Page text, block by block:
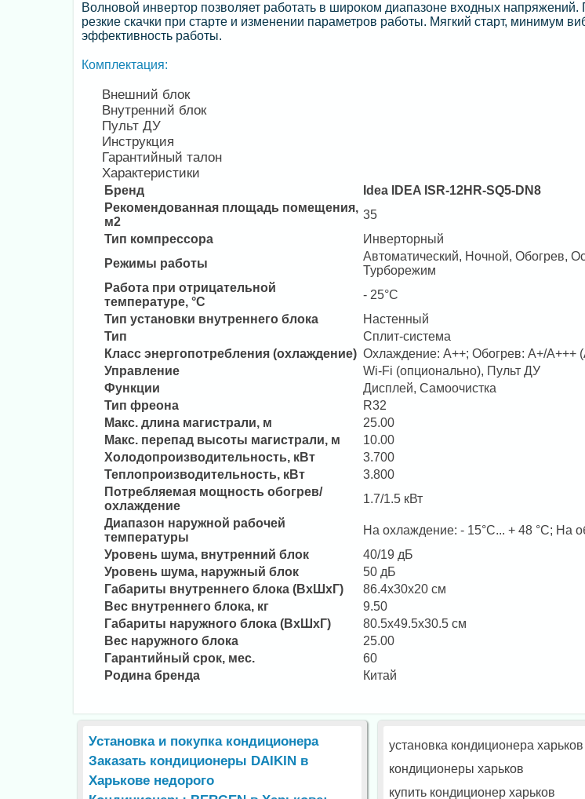
Волновой инвертор позволяет работать в широком диапазоне входных напряжений.
резкие скачки при старте и изменении параметров работы. Мягкий старт, минимум
эффективность работы.
Комплектация:
Внешний блок
Внутренний блок
Пульт ДУ
Инструкция
Гарантийный талон
Характеристики
Бренд
Idea IDEA ISR-12HR-SQ5-DN8
Рекомендованная площадь помещения,
м2
35
Тип компрессора
Инверторный
Режимы работы
Автоматический, Ночной, Обогрев,
Турборежим
Работа при отрицательной
температуре, °С
- 25°C
Тип установки внутреннего блока
Настенный
Тип
Сплит-система
Класс энергопотребления (охлаждение) Охлаждение: A++; Обогрев: A+/A+++
Управление
Wi-Fi (опционально), Пульт ДУ
Функции
Дисплей, Самоочистка
Тип фреона
R32
Макс. длина магистрали, м
25.00
Макс. перепад высоты магистрали, м
10.00
Холодопроизводительность, кВт
3.700
Теплопроизводительность, кВт
3.800
Потребляемая мощность обогрев/
охлаждение
1.7/1.5 кВт
Диапазон наружной рабочей
температуры
На охлаждение: - 15°C... + 48 °C; На
Уровень шума, внутренний блок
40/19 дБ
Уровень шума, наружный блок
50 дБ
Габариты внутреннего блока (ВхШхГ)
86.4x30x20 см
Вес внутреннего блока, кг
9.50
Габариты наружного блока (ВхШхГ)
80.5x49.5x30.5 см
Вес наружного блока
25.00
Гарантийный срок, мес.
60
Родина бренда
Китай
Установка и покупка кондиционера
Заказать кондиционеры DAIKIN в
Харькове недорого
установка кондиционера харьков
кондиционеры харьков
купить кондиционер харьков